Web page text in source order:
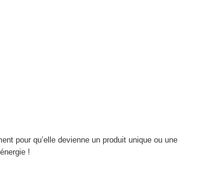
pour qu’elle devienne un produit unique ou une
!